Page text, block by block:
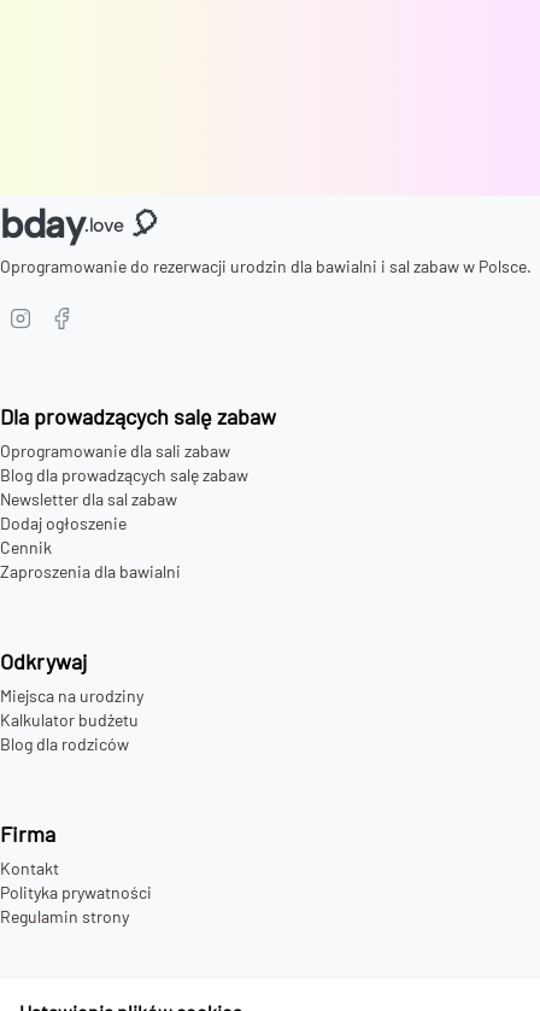
bday.love 🎈
Oprogramowanie do rezerwacji urodzin dla bawialni i sal zabaw w Polsce.
Dla prowadzących salę zabaw
Oprogramowanie dla sali zabaw
Blog dla prowadzących salę zabaw
Newsletter dla sal zabaw
Dodaj ogłoszenie
Cennik
Zaproszenia dla bawialni
Odkrywaj
Miejsca na urodziny
Kalkulator budżetu
Blog dla rodziców
Firma
Kontakt
Polityka prywatności
Regulamin strony